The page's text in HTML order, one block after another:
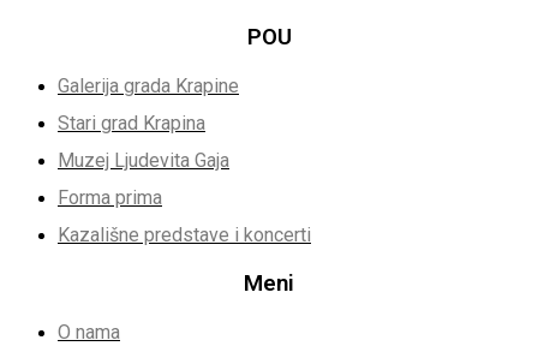
POU
Galerija grada Krapine
Stari grad Krapina
Muzej Ljudevita Gaja
Forma prima
Kazališne predstave i koncerti
Meni
O nama